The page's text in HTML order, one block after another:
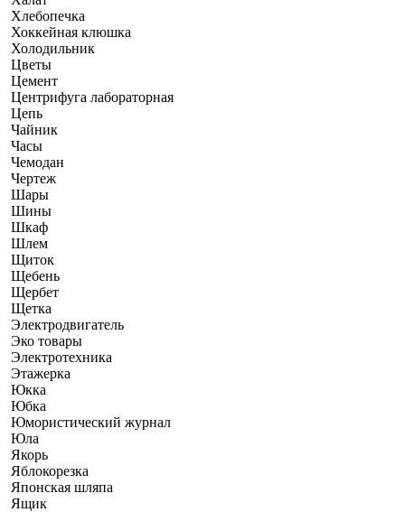
Хлебопечка
Хоккейная клюшка
Холодильник
Цветы
Цемент
Центрифуга лабораторная
Цепь
Чайник
Часы
Чемодан
Чертеж
Шары
Шины
Шкаф
Шлем
Щиток
Щебень
Щербет
Щетка
Электродвигатель
Эко товары
Электротехника
Этажерка
Юкка
Юбка
Юмористический журнал
Юла
Якорь
Яблокорезка
Японская шляпа
Ящик